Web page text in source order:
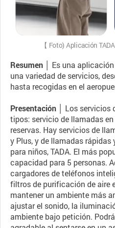
【 Foto) Aplicación
Resumen │ Es una
una variedad de servicios,
hasta recogidas en el
Presentación │ Los servicios
tipos: servicio de llamadas
reservas. Hay servicios de
y Plus, y de llamadas rápidas
para niños, TADA. El más
capacidad para 5 personas.
cargadores de teléfonos
filtros de purificación de aire
mantener un ambiente más
ajustar el sonido, la
ambiente bajo petición.